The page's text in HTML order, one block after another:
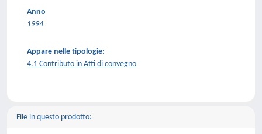
Anno
1994
Appare nelle tipologie:
4.1 Contributo in Atti di convegno
File in questo prodotto: